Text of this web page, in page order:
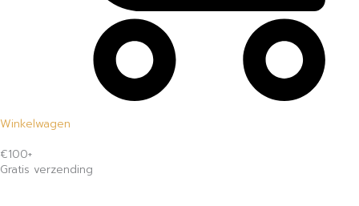
Winkelwagen
€100+
Gratis verzending